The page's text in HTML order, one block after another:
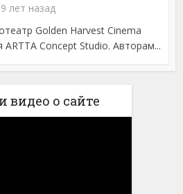
9 лет назад
Golden Harvest Cinema
ARTTA Concept Studio. Авторам...
видео о сайте